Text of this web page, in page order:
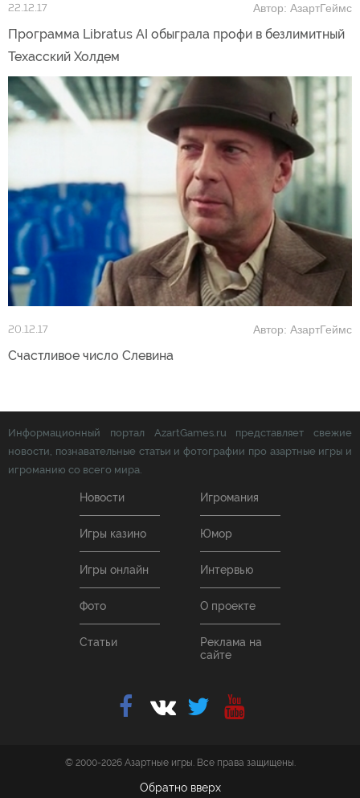
22.12.17 Автор: АзартГеймс
Программа Libratus AI обыграла профи в безлимитный
Техасский Холдем
20.12.17 Автор: АзартГеймс
Счастливое число Слевина
Информационный портал AzartGames.ru представляет свежие
новости, познавательные статьи и фотографии про азартные игры и
игроманию со всего мира.
Новости Игромания
Игры казино Юмор
Игры онлайн Интервью
Фото О проекте
Статьи
Реклама на
сайте
© 2000-2026 Азартные игры. Все права защищены.
Обратно вверх